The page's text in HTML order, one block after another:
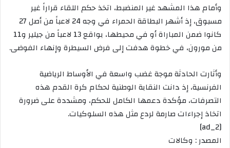
وأمام هذا المشهد غير المنضبط، اتخذ حكم اللقاء قراراً غير
مسبوق، إذ أشهر البطاقة الحمراء في وجه 24 لاعباً من أصل 27
كانوا ضمن المباراة أو في محيطها، بواقع 13 لاعباً من جيلير و11
من مورون، في خطوة هدفت إلى فرض السيطرة وإنهاء الفوضى.
وأثارت الحادثة موجة غضب واسعة في الأوساط الرياضية
الفرنسية، إذ دانت النقابة الوطنية لحكام كرة القدم هذه
التصرفات، مؤكدة دعمها الكامل للحكم، ومشددة على ضرورة
اتخاذ إجراءات صارمة لردع مثل هذه السلوكيات.
[ad_2]
المصدر : وكالات